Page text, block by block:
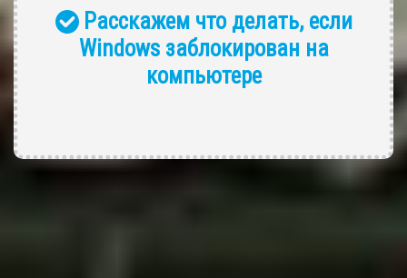
Расскажем что делать, если
Windows заблокирован на
компьютере